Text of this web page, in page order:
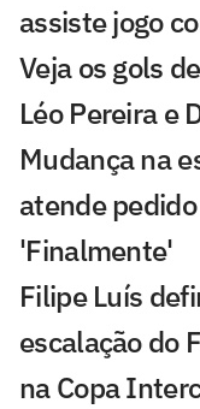
assiste jogo
Veja os gols
Léo Pereira e
Mudança na
atende
'Finalmente'
Filipe Luís
escalação do
na Copa